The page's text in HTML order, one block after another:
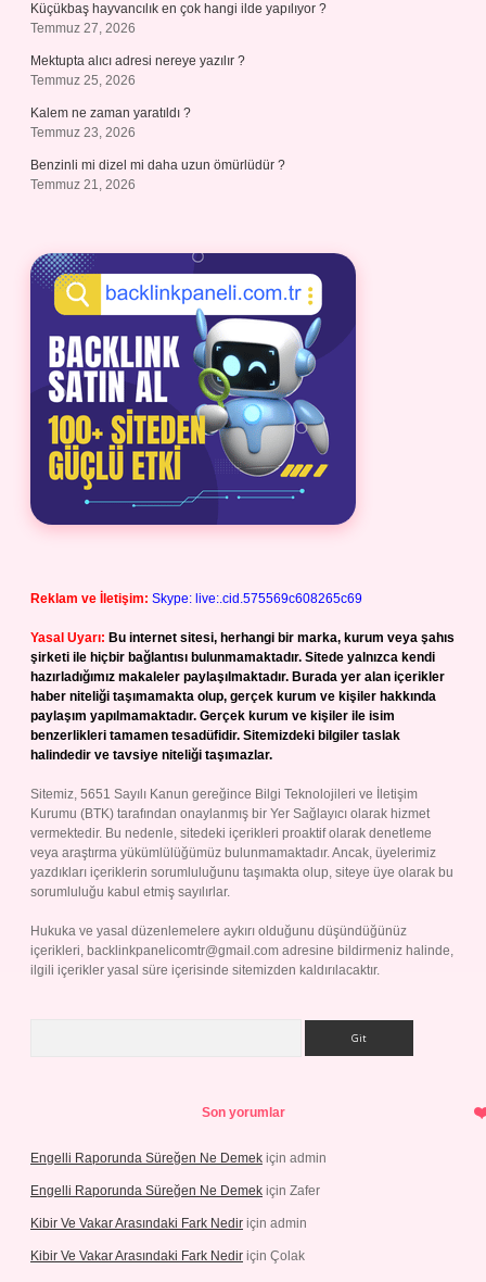
Küçükbaş hayvancılık en çok hangi ilde yapılıyor ?
Temmuz 27, 2026
Mektupta alıcı adresi nereye yazılır ?
Temmuz 25, 2026
Kalem ne zaman yaratıldı ?
Temmuz 23, 2026
Benzinli mi dizel mi daha uzun ömürlüdür ?
Temmuz 21, 2026
Reklam ve İletişim: Skype: live:.cid.575569c608265c69
Yasal Uyarı: Bu internet sitesi, herhangi bir marka, kurum veya şahıs
şirketi ile hiçbir bağlantısı bulunmamaktadır. Sitede yalnızca kendi
hazırladığımız makaleler paylaşılmaktadır. Burada yer alan içerikler
haber niteliği taşımamakta olup, gerçek kurum ve kişiler hakkında
paylaşım yapılmamaktadır. Gerçek kurum ve kişiler ile isim
benzerlikleri tamamen tesadüfidir. Sitemizdeki bilgiler taslak
halindedir ve tavsiye niteliği taşımazlar.
Sitemiz, 5651 Sayılı Kanun gereğince Bilgi Teknolojileri ve İletişim
Kurumu (BTK) tarafından onaylanmış bir Yer Sağlayıcı olarak hizmet
vermektedir. Bu nedenle, sitedeki içerikleri proaktif olarak denetleme
veya araştırma yükümlülüğümüz bulunmamaktadır. Ancak, üyelerimiz
yazdıkları içeriklerin sorumluluğunu taşımakta olup, siteye üye olarak bu
sorumluluğu kabul etmiş sayılırlar.
Hukuka ve yasal düzenlemelere aykırı olduğunu düşündüğünüz
içerikleri, backlinkpanelicomtr@gmail.com adresine bildirmeniz halinde,
ilgili içerikler yasal süre içerisinde sitemizden kaldırılacaktır.
Son yorumlar
Engelli Raporunda Süreğen Ne Demek için admin
Engelli Raporunda Süreğen Ne Demek için Zafer
Kibir Ve Vakar Arasındaki Fark Nedir için admin
Kibir Ve Vakar Arasındaki Fark Nedir için Çolak